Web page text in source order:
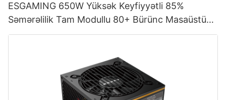
ESGAMING 650W Yüksək Keyfiyyətli 85%
Səmərəlilik Tam Modullu 80+ Bürünc Masaüstü
Kompüter Enerji Təchizatı ESB650W